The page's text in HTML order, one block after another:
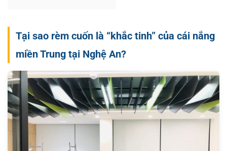
Tại sao rèm cuốn là “khắc tinh” của cái nắng
miền Trung tại Nghệ An?